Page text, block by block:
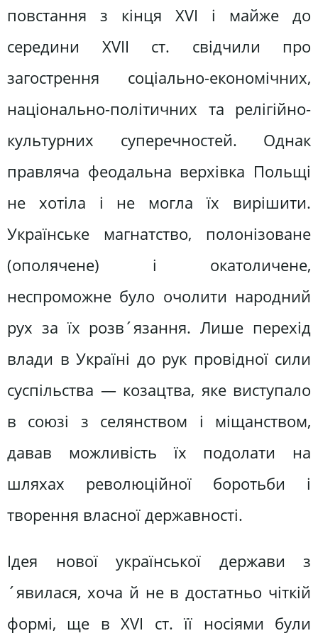
повстання з кінця XVI і майже до
середини XVII ст. свідчили про
загострення соціально-економічних,
національно-політичних та релігійно-
культурних суперечностей. Однак
правляча феодальна верхівка Польщі
не хотіла і не могла їх вирішити.
Українське магнатство, полонізоване
(ополячене) і окатоличене,
неспроможне було очолити народний
рух за їх розв´язання. Лише перехід
влади в Україні до рук провідної сили
суспільства — козацтва, яке виступало
в союзі з селянством і міщанством,
давав можливість їх подолати на
шляхах революційної боротьби і
творення власної державності.
Ідея нової української держави з
´явилася, хоча й не в достатньо чіткій
формі, ще в XVI ст. її носіями були